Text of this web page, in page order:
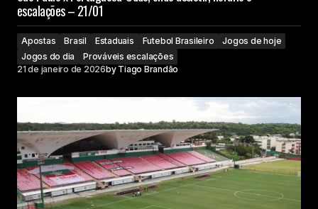
escalações – 21/01
Apostas Brasil Estaduais Futebol Brasileiro
Jogos de hoje
Jogos do dia
Prováveis escalações
21 de janeiro de 2026by Tiago Brandão